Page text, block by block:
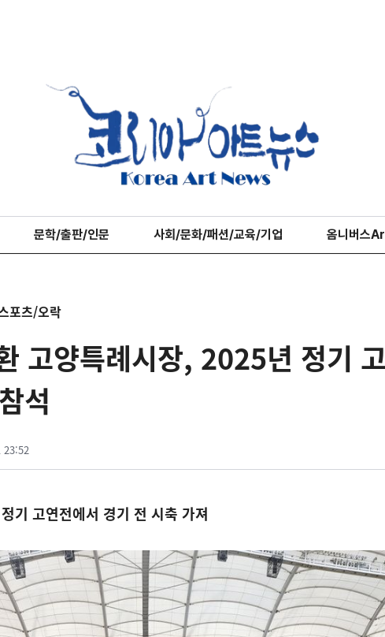
문학/출판/인문 사회/문화/패션/교육/기업 옴니버스
포츠/오락
고양특례시장, 2025년 정기
석
23:52
기 고연전에서 경기 전 시축 가져